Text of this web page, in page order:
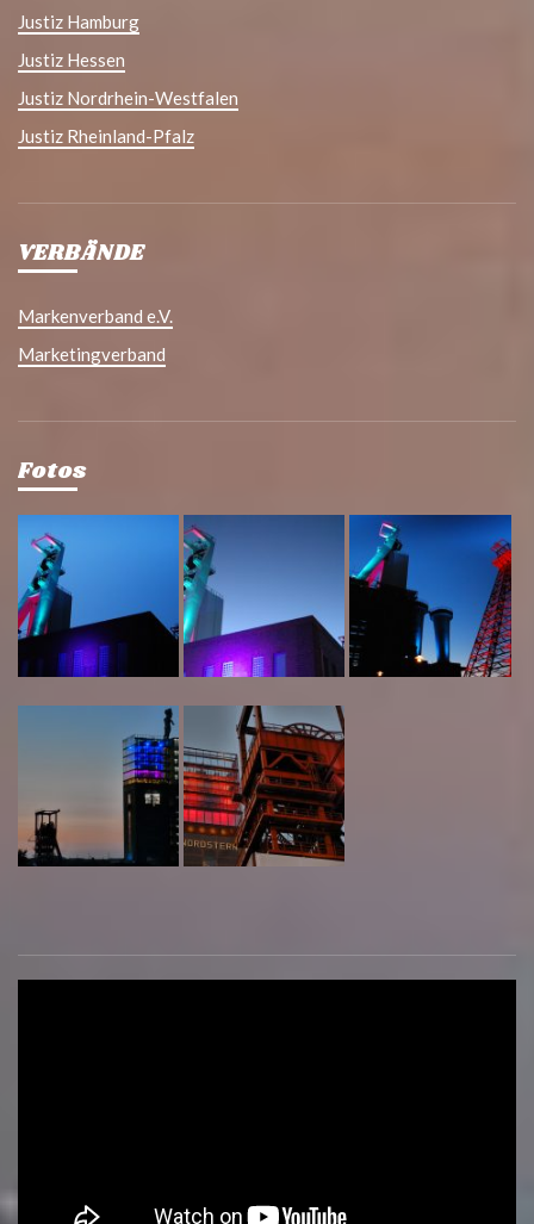
Justiz Hamburg
Justiz Hessen
Justiz Nordrhein-Westfalen
Justiz Rheinland-Pfalz
VERBÄNDE
Markenverband e.V.
Marketingverband
Fotos